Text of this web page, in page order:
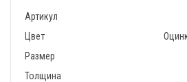
Артикул
Цвет
Размер
Толщина